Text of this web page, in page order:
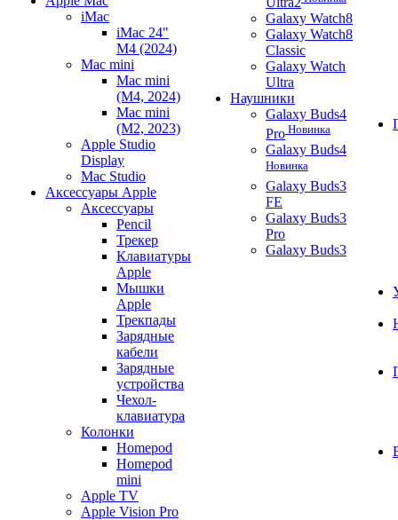
iMac
iMac 24"
M4 (2024)
Mac mini
Mac mini
(M4, 2024)
Mac mini
(M2, 2023)
Apple Studio
Display
Mac Studio
Аксессуары Apple
Аксессуары
Pencil
Трекер
Клавиатуры
Apple
Мышки
Apple
Трекпады
Зарядные
кабели
Зарядные
устройства
Чехол-
клавиатура
Колонки
Homepod
Homepod
mini
Apple TV
Apple Vision Pro
Galaxy Watch8
Galaxy Watch8
Classic
Galaxy Watch
Ultra
Наушники
Galaxy Buds4
Pro Новинка
Galaxy Buds4
Новинка
Galaxy Buds3
FE
Galaxy Buds3
Pro
Galaxy Buds3